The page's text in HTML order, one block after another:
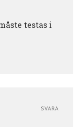
testas i
SVARA